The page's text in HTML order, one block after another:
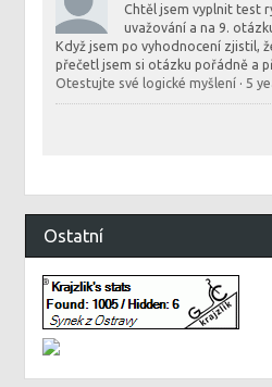
Chtěl jsem vyplnit test
uvažování a na 9.
Když jsem po vyhodnocení zjistil,
přečetl jsem si otázku pořádně a
Otestujte své logické myšlení · 5
Ostatní